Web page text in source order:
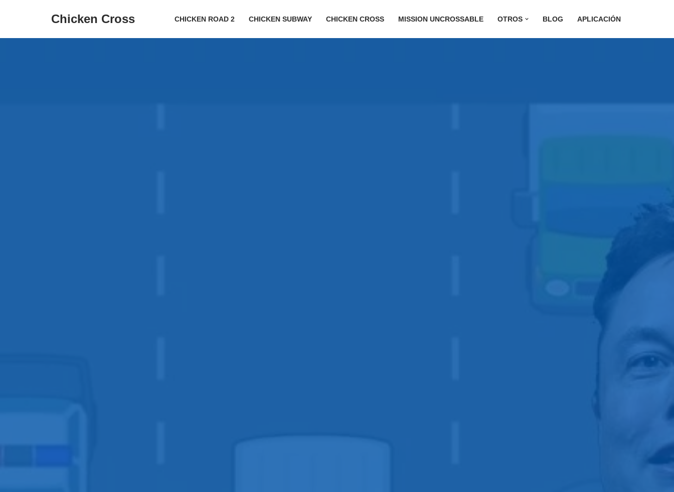
Chicken Cross CHICKEN ROAD 2 CHICKEN SUBWAY CHICKEN CROSS MISSION UNCROSSABLE OTROS BLOG APLICACIÓN